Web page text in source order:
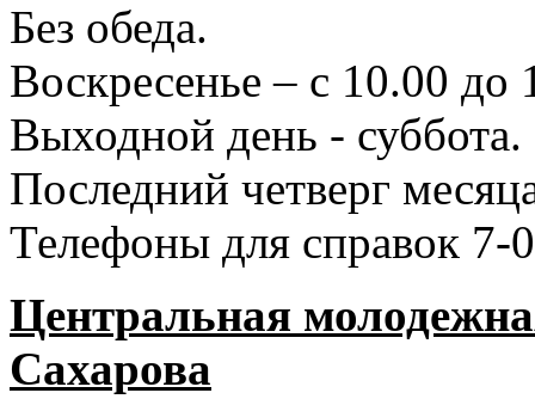
Без обеда.
Воскресенье – с 10.00 до
Выходной день - суббота.
Последний четверг
Телефоны для справок 7-
Центральная
Сахарова